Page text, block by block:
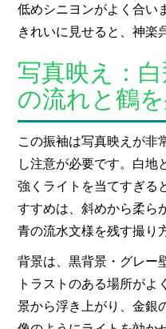
低めシニヨンがよく合い
きれいに見せると、神楽
写真映え：
の流れと鶴
この振袖は写真映えが非
し注意が必要です。白地
強くライトを当てすぎる
すすめは、斜めから柔ら
青の流水文様を残す撮り
背景は、黒背景・グレー
トラストのある場所が
景から浮き上がり、金銀